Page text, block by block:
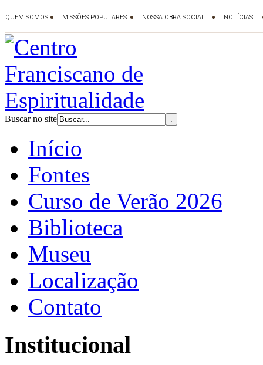
Buscar no site
Início
Fontes
Curso de Verão 2026
Biblioteca
Museu
Localização
Contato
Institucional